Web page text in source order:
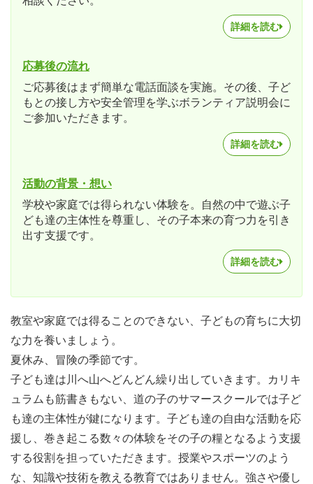
詳細を読む
応募後の流れ
ご応募後はまず簡単な電話面談を実施。その後、子ど
もとの接し方や安全管理を学ぶボランティア説明会に
ご参加いただきます。
詳細を読む
活動の背景・想い
学校や家庭では得られない体験を。自然の中で遊ぶ子
ども達の主体性を尊重し、その子本来の育つ力を引き
出す支援です。
詳細を読む
教室や家庭では得ることのできない、子どもの育ちに大切
な力を養いましょう。
夏休み、冒険の季節です。
子ども達は川へ山へどんどん繰り出していきます。カリキ
ュラムも筋書きもない、道の子のサマースクールでは子ど
も達の主体性が鍵になります。子ども達の自由な活動を応
援し、巻き起こる数々の体験をその子の糧となるよう支援
する役割を担っていただきます。授業やスポーツのよう
な、知識や技術を教える教育ではありません。強さや優し